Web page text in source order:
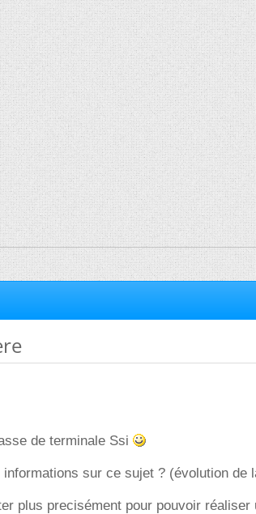
de terminale Ssi
sur ce sujet ? (évolution de
plus precisément pour pouvoir réaliser